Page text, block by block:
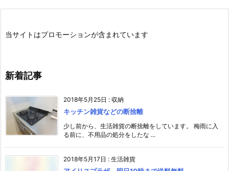
当サイトはプロモーションが含まれています
新着記事
2018年5月25日 : 収納
キッチン雑貨などの断捨離
少し前から、生活雑貨の断捨離をしています。 梅雨に入
る前に、不用品の処分をしたな ...
2018年5月17日 : 生活雑貨